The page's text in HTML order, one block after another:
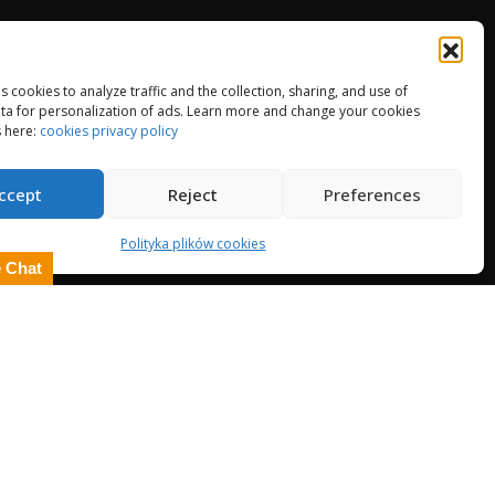
cookies to analyze traffic and the collection, sharing, and use of
for personalization of ads. Learn more and change your cookies
here: cookies privacy policy
Reject Preferences
Polityka plików cookies
plików cookies (UK)
EWI ETICS
Chat